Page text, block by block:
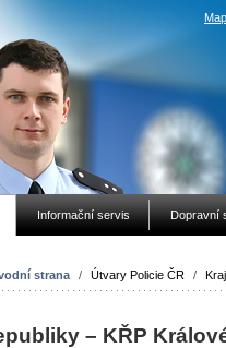
Informační servis Dopravní
strana / Útvary Policie ČR /
– KŘP